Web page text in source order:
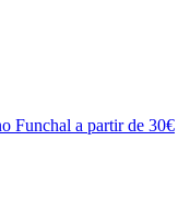
Funchal a partir de 30€